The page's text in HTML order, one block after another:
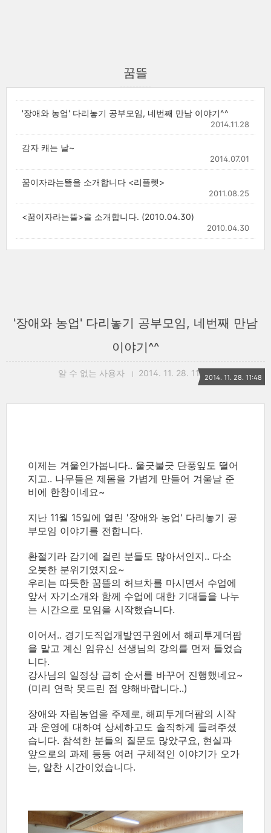
꿈뜰
'장애와 농업' 다리놓기 공부모임, 네번째 만남 이야기^^
2014.11.28
감자 캐는 날~
2014.07.01
꿈이자라는뜰을 소개합니다 <리플렛>
2011.08.25
<꿈이자라는뜰>을 소개합니다. (2010.04.30)
2010.04.30
'장애와 농업' 다리놓기 공부모임, 네번째 만남
이야기^^
알 수 없는 사용자 2014. 11. 28. 11:482014. 11. 28. 11:48
이제는 겨울인가봅니다.. 울긋불긋 단풍잎도 떨어
지고.. 나무들은 제몸을 가볍게 만들어 겨울날 준
비에 한창이네요~
지난 11월 15일에 열린 '장애와 농업' 다리놓기 공
부모임 이야기를 전합니다.
환절기라 감기에 걸린 분들도 많아서인지.. 다소
오붓한 분위기였지요~
우리는 따듯한 꿈뜰의 허브차를 마시면서 수업에
앞서 자기소개와 함께 수업에 대한 기대들을 나누
는 시간으로 모임을 시작했습니다.
이어서.. 경기도직업개발연구원에서 해피투게더팜
을 맡고 계신 임유신 선생님의 강의를 먼저 들었습
니다.
강사님의 일정상 급히 순서를 바꾸어 진행했네요~
(미리 연락 못드린 점 양해바랍니다..)
장애와 자립농업을 주제로, 해피투게더팜의 시작
과 운영에 대하여 상세하고도 솔직하게 들려주셨
습니다. 참석한 분들의 질문도 많았구요, 현실과
앞으로의 과제 등등 여러 구체적인 이야기가 오가
는, 알찬 시간이었습니다.